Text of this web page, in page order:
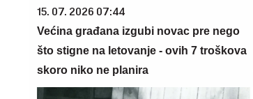
15. 07. 2026 07:44
Većina građana izgubi novac pre nego
što stigne na letovanje - ovih 7 troškova
skoro niko ne planira